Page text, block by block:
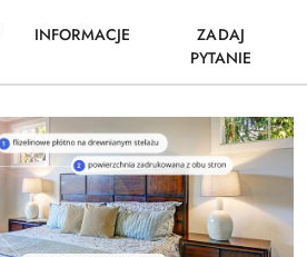
INFORMACJE
ZADAJ
PYTANIE